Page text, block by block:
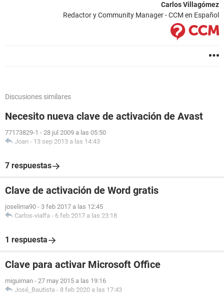
Carlos Villagómez
Redactor y Community Manager - CCM en Español
Discusiones similares
Necesito nueva clave de activación de Avast
77173829-1 - 28 jul 2009 a las 05:50
Joan - 13 sep 2013 a las 14:43
7 respuestas
Clave de activación de Word gratis
joselima90 - 3 feb 2017 a las 12:45
Carlos-vialfa - 6 feb 2017 a las 23:18
1 respuesta
Clave para activar Microsoft Office
miguiman - 27 may 2015 a las 19:16
José_Bautista - 8 feb 2020 a las 17:43